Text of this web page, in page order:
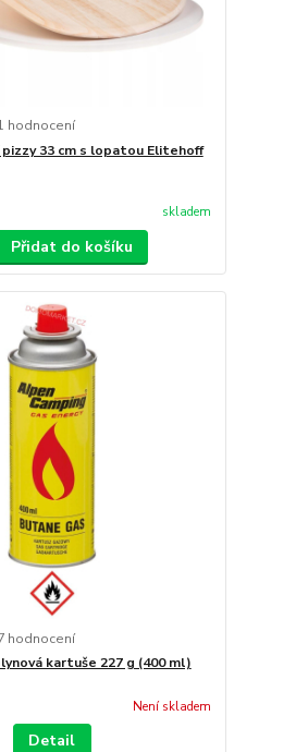
hodnocení
pizzy 33 cm s lopatou Elitehoff
skladem
Přidat do košíku
hodnocení
kartuše 227 g (400 ml)
Není skladem
Detail